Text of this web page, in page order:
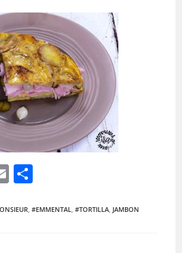
E
ai ta
, #EMMENTAL, #TORTILLA, JAMBON